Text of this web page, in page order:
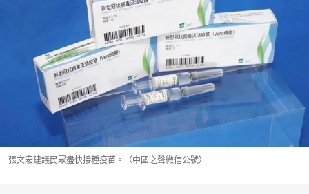
張文宏建議民眾盡快接種疫苗。（中國之聲微信公號）